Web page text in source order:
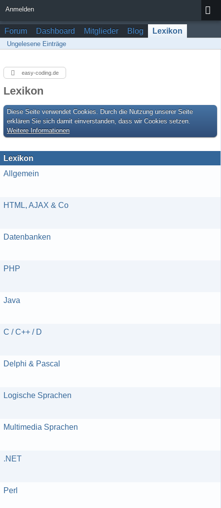
Anmelden
Forum Dashboard Mitglieder Blog Lexikon
Ungelesene Einträge
easy-coding.de
Lexikon
Diese Seite verwendet Cookies. Durch die Nutzung unserer Seite
erklären Sie sich damit einverstanden, dass wir Cookies setzen.
Weitere Informationen
Lexikon
Allgemein
HTML, AJAX & Co
Datenbanken
PHP
Java
C / C++ / D
Delphi & Pascal
Logische Sprachen
Multimedia Sprachen
.NET
Perl